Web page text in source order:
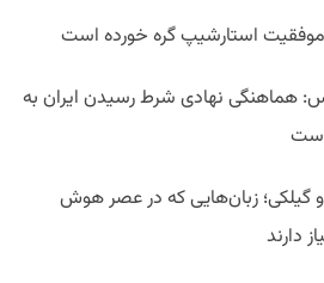
استارشیپ گره خورده است
هماهنگی نهادی شرط رسیدن ایران به
و گیلکی؛ زبان‌هایی که در عصر هوش
دارند